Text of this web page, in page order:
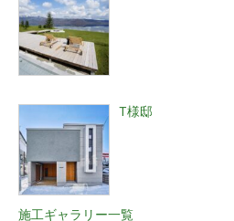
T様邸
施工ギャラリー一覧